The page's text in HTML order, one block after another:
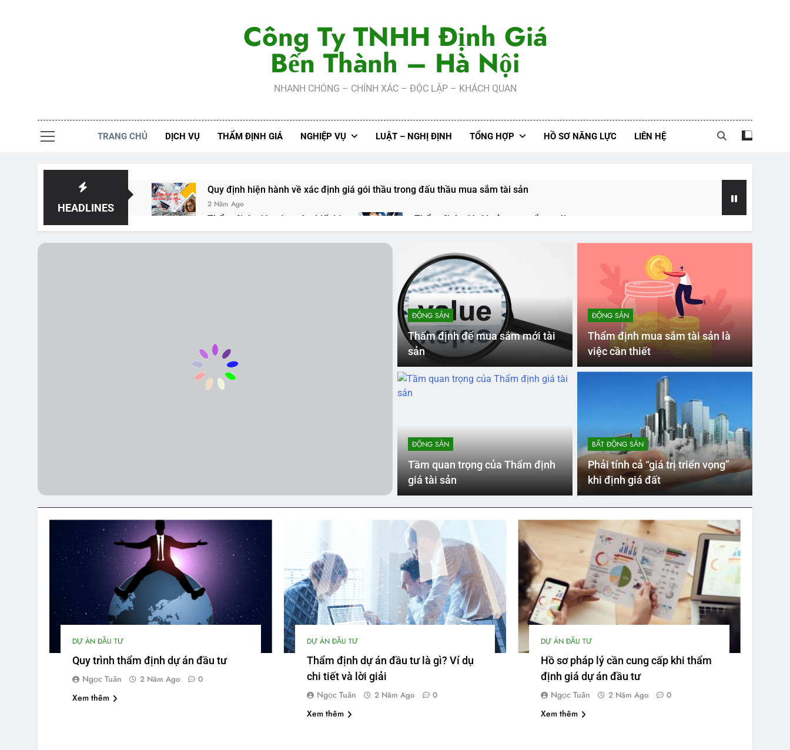
Công Ty TNHH Định Giá
Bến Thành – Hà Nội
NHANH CHÓNG – CHÍNH XÁC – ĐỘC LẬP – KHÁCH QUAN
TRANG CHỦ DỊCH VỤ THẨM ĐỊNH GIÁ NGHIỆP VỤ LUẬT – NGHỊ ĐỊNH TỔNG HỢP HỒ SƠ NĂNG LỰC LIÊN HỆ
HEADLINES
Quy định hiện hành về xác định giá gói thầu trong đấu thầu mua sắm tài sản
2 Năm Ago
Thẩm định giá máy móc thiết bị
2 Năm Ago
Thẩm định giá tài sản mua sắm mới
2 Năm Ago
Thẩm Định Giá Mua Sắm Công: Nền Tảng Cho Sự Minh Bạch và Hiệu Quả
Thẩm định giá mua sắm tài sản công
2 Năm Ago
ĐỘNG SẢN
Thẩm định để mua sắm mới tài
sản
ĐỘNG SẢN
Thẩm định mua sắm tài sản là
việc cần thiết
ĐỘNG SẢN
Tầm quan trọng của Thẩm định
giá tài sản
BẤT ĐỘNG SẢN
Phải tính cả “giá trị triển vọng”
khi định giá đất
DỰ ÁN ĐẦU TƯ
Quy trình thẩm định dự án đầu tư
Ngọc Tuân 2 Năm Ago 0
Xem thêm
DỰ ÁN ĐẦU TƯ
Thẩm định dự án đầu tư là gì? Ví dụ
chi tiết và lời giải
Ngọc Tuân 2 Năm Ago 0
Xem thêm
DỰ ÁN ĐẦU TƯ
Hồ sơ pháp lý cần cung cấp khi thẩm
định giá dự án đầu tư
Ngọc Tuân 2 Năm Ago 0
Xem thêm